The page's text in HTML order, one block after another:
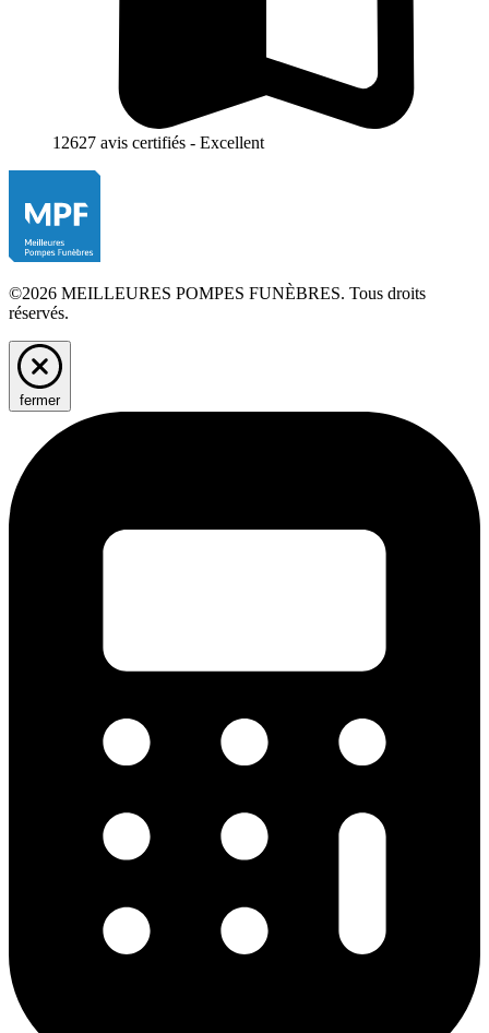
12627 avis certifiés - Excellent
©2026 MEILLEURES POMPES FUNÈBRES. Tous droits
réservés.
fermer